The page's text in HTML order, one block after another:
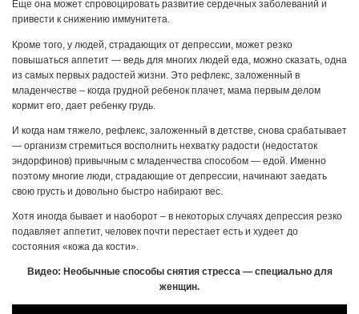
Еще она может спровоцировать развитие сердечных заболеваний и
привести к снижению иммунитета.
Кроме того, у людей, страдающих от депрессии, может резко
повышаться аппетит — ведь для многих людей еда, можно сказать, одна
из самых первых радостей жизни. Это рефлекс, заложенный в
младенчестве – когда грудной ребенок плачет, мама первым делом
кормит его, дает ребенку грудь.
И когда нам тяжело, рефлекс, заложенный в детстве, снова срабатывает
— организм стремиться восполнить нехватку радости (недостаток
эндорфинов) привычным с младенчества способом — едой. Именно
поэтому многие люди, страдающие от депрессии, начинают заедать
свою грусть и довольно быстро набирают вес.
Хотя иногда бывает и наоборот – в некоторых случаях депрессия резко
подавляет аппетит, человек почти перестает есть и худеет до
состояния «кожа да кости».
Видео: Необычные способы снятия стресса — специально для
женщин.